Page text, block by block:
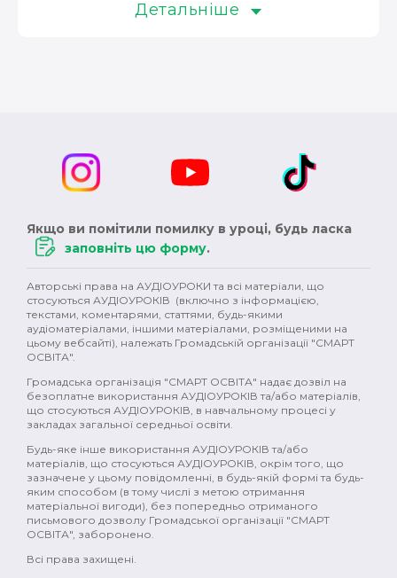
Детальніше
Якщо ви помітили помилку в уроці, будь ласка
заповніть цю форму.
Авторські права на АУДІОУРОКИ та всі матеріали, що
стосуються АУДІОУРОКІВ (включно з інформацією,
текстами, коментарями, статтями, будь-якими
аудіоматеріалами, іншими матеріалами, розміщеними на
цьому вебсайті), належать Громадській організації "СМАРТ
ОСВІТА".
Громадська організація "СМАРТ ОСВІТА" надає дозвіл на
безоплатне використання АУДІОУРОКІВ та/або матеріалів,
що стосуються АУДІОУРОКІВ, в навчальному процесі у
закладах загальної середньої освіти.
Будь-яке інше використання АУДІОУРОКІВ та/або
матеріалів, що стосуються АУДІОУРОКІВ, окрім того, що
зазначене у цьому повідомленні, в будь-якій формі та будь-
яким способом (в тому числі з метою отримання
матеріальної вигоди), без попередньо отриманого
письмового дозволу Громадської організації "СМАРТ
ОСВІТА", заборонено.
Всі права захищені.